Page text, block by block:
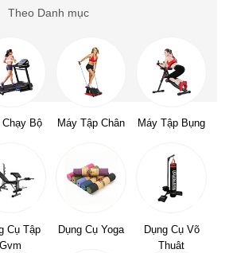
Theo Danh mục
Chạy Bộ Máy Tập Chân Máy Tập Bụng
Cụ Tập
Gym
Dụng Cụ Yoga
Dụng Cụ Võ
Thuật